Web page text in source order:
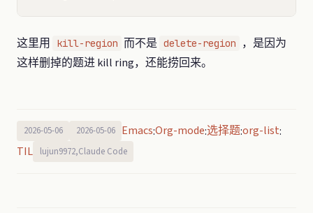
这里用 kill-region 而不是 delete-region
，是因为
这样删掉的题进 kill ring，还能捞回来。
2026-05-06 2026-05-06 Emacs:Org-mode:选择题:org-list:
TIL
lujun9972,Claude Code